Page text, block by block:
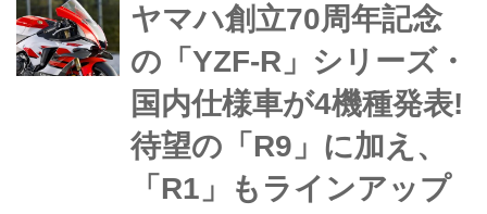
機の70周年を記念した「YZF-R9 70th
Anniversary Edition ABS」も200台限
定で登...
ヤマハ創立70周年記念
の「YZF-R」シリーズ・
国内仕様車が4機種発表!
待望の「R9」に加え、
「R1」もラインアップ